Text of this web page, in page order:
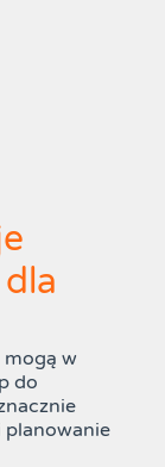
w
do
planowanie